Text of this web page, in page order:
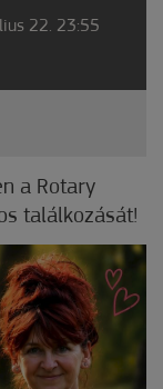
22. 23:55
a Rotary
találkozását!